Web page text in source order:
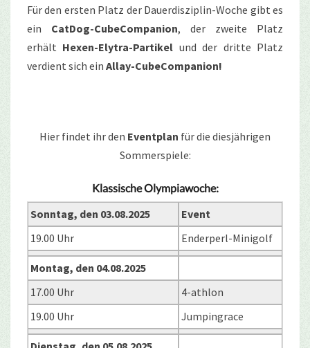
Für den ersten Platz der Dauerdisziplin-Woche gibt es
ein CatDog-CubeCompanion, der zweite Platz
erhält Hexen-Elytra-Partikel und der dritte Platz
verdient sich ein Allay-CubeCompanion!
Hier findet ihr den Eventplan für die diesjährigen
Sommerspiele:
Klassische Olympiawoche:
Sonntag, den 03.08.2025
Event
19.00 Uhr
Enderperl-Minigolf
Montag, den 04.08.2025
17.00 Uhr
4-athlon
19.00 Uhr
Jumpingrace